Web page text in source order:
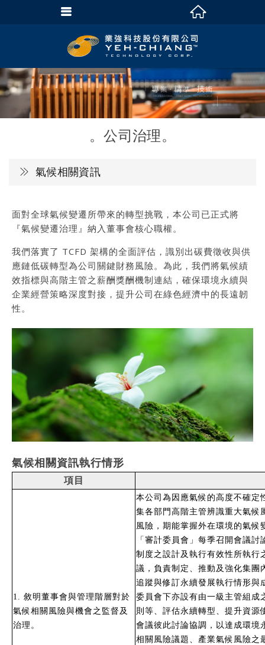
公司治理
氣候相關資訊
面對全球氣候變遷所帶來的轉型挑戰，本公司已正式將
『氣候變遷治理』納入董事會核心職權。
我們落實了 TCFD 架構的全面評估，識別出碳費徵收與供
應鏈低碳轉型為公司關鍵財務風險。為此，我們將氣候績
效指標與高階主管之薪酬獎酬機制連結，確保環境永續與
企業經營策略深度對接，提升公司在綠色經濟中的長遠韌
性。
氣候相關資訊執行情形
項目
1. 敘明董事會與管理階層對於
氣候相關風險與機會之監督及
治理。
本公司為因應氣候的高度不確定
集各部門高階主管辨識重大氣候
風險，期能掌握外在環境的氣候
「審計委員會」每季召開會議
制度之設計及執行有效性所執行
議，負責制定、推動及強化集團
追蹤與修訂永續發展執行情形與
委員會下亦設有由一級主管組成
則等、評估永續轉型、提升資源
會議彼此討論協調，以達成環境
相關風險議題、產業氣候風險之